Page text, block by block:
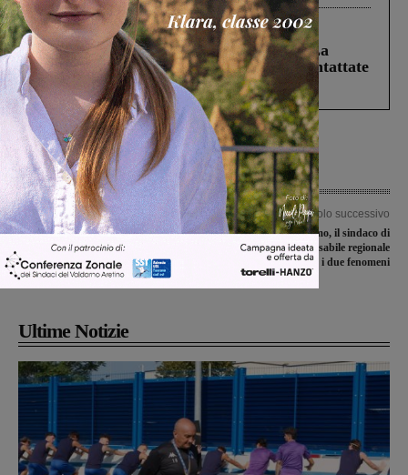
Cronaca 5 Agosto 2026
Continuano le ricerche di Miah Billal. La
Prefettura: “In caso di avvistamento contattate
il 112”
Articolo precedente
Pala del Botticelli, parte la raccolta
firme. “Che torni dove è stata per
oltre trecento anni. Siamo pronti ad
accoglierla”
Articolo successivo
Ludopatie e bullismo, il sindaco di
Pergine diventa responsabile regionale
dei progetti contro i due fenomeni
Ultime Notizie